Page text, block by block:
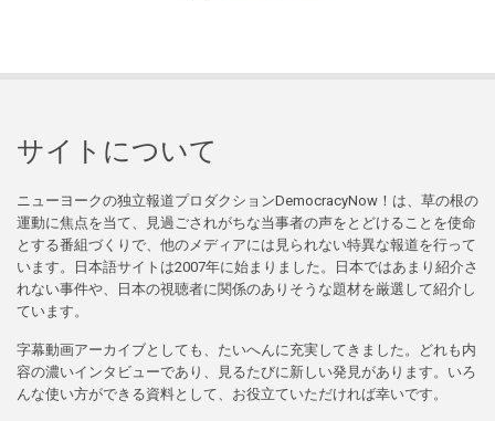
サイトについて
ニューヨークの独立報道プロダクションDemocracyNow！は、草の根の
運動に焦点を当て、見過ごされがちな当事者の声をとどけることを使命
とする番組づくりで、他のメディアには見られない特異な報道を行って
います。日本語サイトは2007年に始まりました。日本ではあまり紹介さ
れない事件や、日本の視聴者に関係のありそうな題材を厳選して紹介し
ています。
字幕動画アーカイブとしても、たいへんに充実してきました。どれも内
容の濃いインタビューであり、見るたびに新しい発見があります。いろ
んな使い方ができる資料として、お役立ていただければ幸いです。